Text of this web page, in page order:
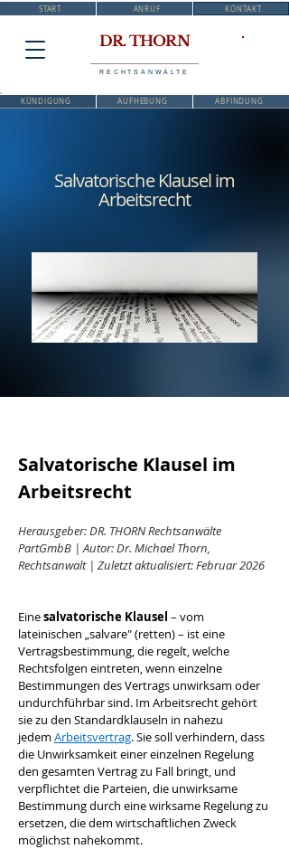
START ANRUF KONTAKT
DR. THORN
RECHTSANWÄLTE
KÜNDIGUNG AUFHEBUNG ABFINDUNG
Salvatorische Klausel im
Arbeitsrecht
Salvatorische Klausel im
Arbeitsrecht
Herausgeber: DR. THORN Rechtsanwälte
PartGmbB | Autor: Dr. Michael Thorn,
Rechtsanwalt | Zuletzt aktualisiert: Februar 2026
Eine salvatorische Klausel – vom
lateinischen „salvare" (retten) – ist eine
Vertragsbestimmung, die regelt, welche
Rechtsfolgen eintreten, wenn einzelne
Bestimmungen des Vertrags unwirksam oder
undurchführbar sind. Im Arbeitsrecht gehört
sie zu den Standardklauseln in nahezu
jedem Arbeitsvertrag. Sie soll verhindern, dass
die Unwirksamkeit einer einzelnen Regelung
den gesamten Vertrag zu Fall bringt, und
verpflichtet die Parteien, die unwirksame
Bestimmung durch eine wirksame Regelung zu
ersetzen, die dem wirtschaftlichen Zweck
möglichst nahekommt.